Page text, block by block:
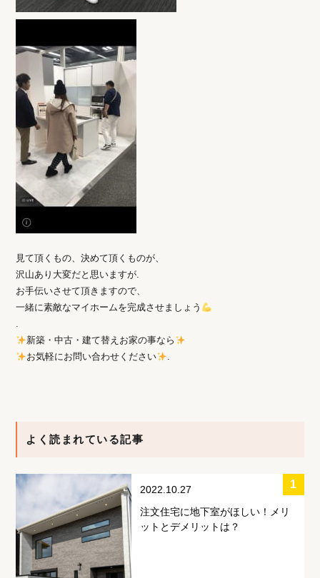
見て頂くもの、決めて頂くものが、
沢山あり大変だと思いますが.
お手伝いさせて頂きますので、
一緒に素敵なマイホームを完成させましょう
.
新築・中古・建て替えお家の事なら
お気軽にお問い合わせください
.
よく読まれている記事
2022.10.27
注文住宅に地下室がほしい！メリ
ットとデメリットは？